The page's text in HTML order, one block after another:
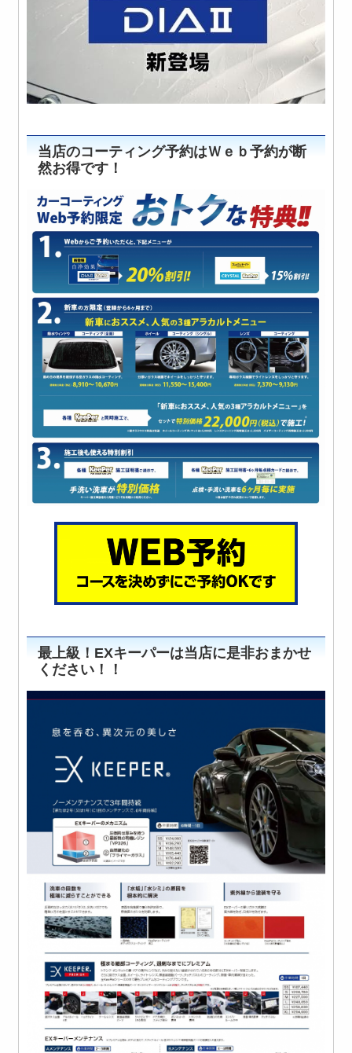
当店のコーティング予約はＷｅｂ予約が断
然お得です！
最上級！EXキーパーは当店に是非おまかせ
ください！！